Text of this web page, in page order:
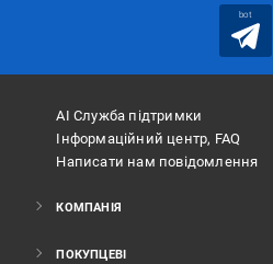
bot
АІ Служба підтримки
Інформаційний центр, FAQ
Написати нам повідомлення
КОМПАНІЯ
ПОКУПЦЕВІ